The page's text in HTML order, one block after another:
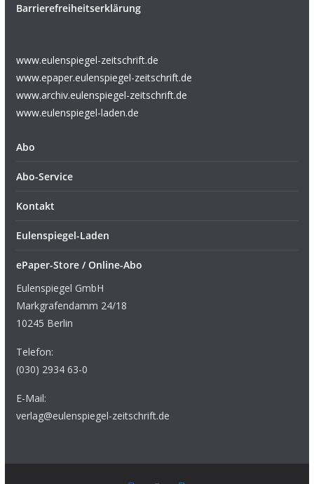
Barrierefreiheitserklärung
www.eulenspiegel-zeitschrift.de
www.epaper.eulenspiegel-zeitschrift.de
www.archiv.eulenspiegel-zeitschrift.de
www.eulenspiegel-laden.de
Abo
Abo-Service
Kontakt
Eulenspiegel-Laden
ePaper-Store / Online-Abo
Eulenspiegel GmbH
Markgrafendamm 24/18
10245 Berlin
Telefon:
(030) 2934 63-0
E-Mail:
verlag@eulenspiegel-zeitschrift.de